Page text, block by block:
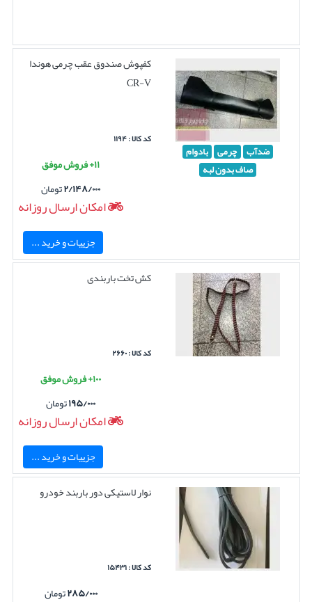
ضدآب چرمی بادوام
صاف بدون لبه
کفپوش صندوق عقب چرمی هوندا
CR-V
کد کالا : ۱۱۹۴
۱۱+ فروش موفق
۲/۱۴۸/۰۰۰تومان
امکان ارسال روزانه
جزییات و خرید ...
کش تخت باربندی
کد کالا : ۲۶۶۰
۱۰۰+ فروش موفق
۱۹۵/۰۰۰تومان
امکان ارسال روزانه
جزییات و خرید ...
نوار لاستیکی دور باربند خودرو
کد کالا : ۱۵۴۳۱
۲۸۵/۰۰۰تومان